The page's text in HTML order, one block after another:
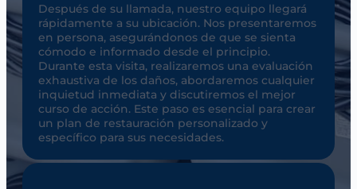
Después de su llamada, nuestro equipo llegará
rápidamente a su ubicación. Nos presentaremos
en persona, asegurándonos de que se sienta
cómodo e informado desde el principio.
Durante esta visita, realizaremos una evaluación
exhaustiva de los daños, abordaremos cualquier
inquietud inmediata y discutiremos el mejor
curso de acción. Este paso es esencial para crear
un plan de restauración personalizado y
específico para sus necesidades.